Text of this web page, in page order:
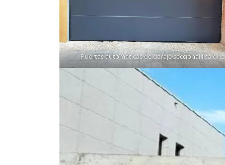
Puertas automáticas de garaje seccional lisa gris